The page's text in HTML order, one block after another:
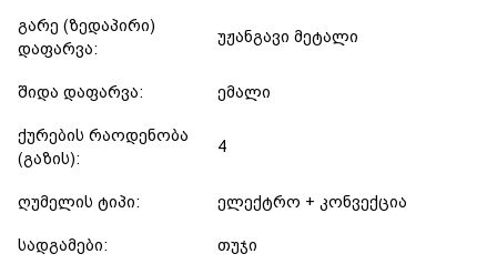
გარე (ზედაპირი)
დაფარვა:
უჟანგავი მეტალი
შიდა დაფარვა: ემალი
ქურების რაოდენობა
(გაზის):
4
ღუმელის ტიპი: ელექტრო + კონვექცია
სადგამები: თუჯი